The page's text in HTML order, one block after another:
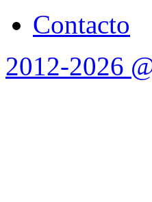
Contacto
2012-2026